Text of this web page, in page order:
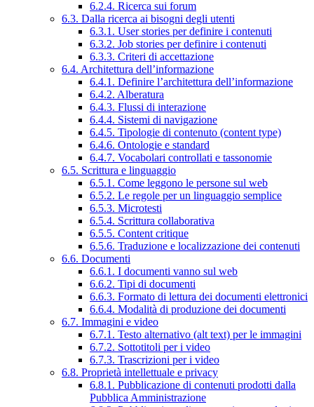
6.2.4. Ricerca sui forum
6.3. Dalla ricerca ai bisogni degli utenti
6.3.1. User stories per definire i contenuti
6.3.2. Job stories per definire i contenuti
6.3.3. Criteri di accettazione
6.4. Architettura dell’informazione
6.4.1. Definire l’architettura dell’informazione
6.4.2. Alberatura
6.4.3. Flussi di interazione
6.4.4. Sistemi di navigazione
6.4.5. Tipologie di contenuto (content type)
6.4.6. Ontologie e standard
6.4.7. Vocabolari controllati e tassonomie
6.5. Scrittura e linguaggio
6.5.1. Come leggono le persone sul web
6.5.2. Le regole per un linguaggio semplice
6.5.3. Microtesti
6.5.4. Scrittura collaborativa
6.5.5. Content critique
6.5.6. Traduzione e localizzazione dei contenuti
6.6. Documenti
6.6.1. I documenti vanno sul web
6.6.2. Tipi di documenti
6.6.3. Formato di lettura dei documenti elettronici
6.6.4. Modalità di produzione dei documenti
6.7. Immagini e video
6.7.1. Testo alternativo (alt text) per le immagini
6.7.2. Sottotitoli per i video
6.7.3. Trascrizioni per i video
6.8. Proprietà intellettuale e privacy
6.8.1. Pubblicazione di contenuti prodotti dalla
Pubblica Amministrazione